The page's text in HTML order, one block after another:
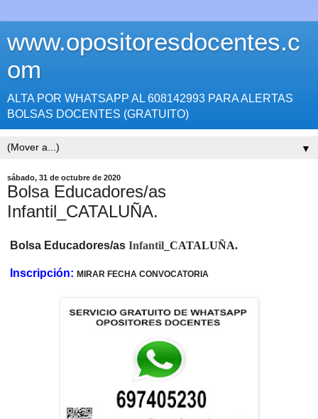
www.opositoresdocentes.c
om
ALTA POR WHATSAPP AL 608142993 PARA ALERTAS
BOLSAS DOCENTES (GRATUITO)
▼
sábado, 31 de octubre de 2020
Bolsa Educadores/as
Infantil_CATALUÑA.
Bolsa Educadores/as Infantil _CATALUÑA.
Inscripción: MIRAR FECHA CONVOCATORIA